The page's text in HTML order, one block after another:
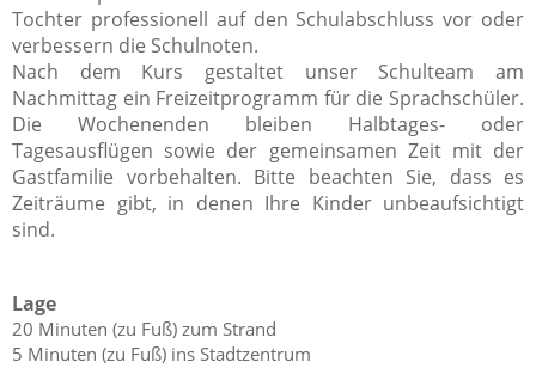
Tochter professionell auf den Schulabschluss vor oder
verbessern die Schulnoten.
Nach dem Kurs gestaltet unser Schulteam am
Nachmittag ein Freizeitprogramm für die Sprachschüler.
Die Wochenenden bleiben Halbtages- oder
Tagesausflügen sowie der gemeinsamen Zeit mit der
Gastfamilie vorbehalten. Bitte beachten Sie, dass es
Zeiträume gibt, in denen Ihre Kinder unbeaufsichtigt
sind.
Lage
20 Minuten (zu Fuß) zum Strand
5 Minuten (zu Fuß) ins Stadtzentrum